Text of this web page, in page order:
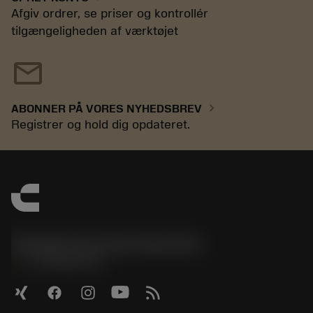
Afgiv ordrer, se priser og kontrollér
tilgængeligheden af værktøjet
mail
ABONNER PÅ VORES NYHEDSBREV chevron_right
Registrer og hold dig opdateret.